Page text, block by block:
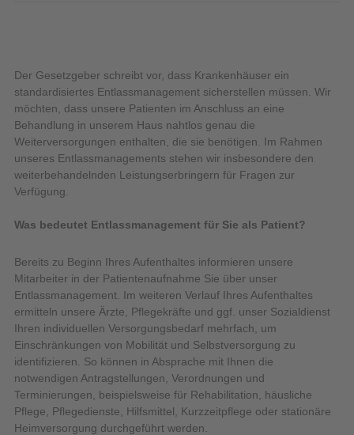
Der Gesetzgeber schreibt vor, dass Krankenhäuser ein
standardisiertes Entlassmanagement sicherstellen müssen. Wir
möchten, dass unsere Patienten im Anschluss an eine
Behandlung in unserem Haus nahtlos genau die
Weiterversorgungen enthalten, die sie benötigen. Im Rahmen
unseres Entlassmanagements stehen wir insbesondere den
weiterbehandelnden Leistungserbringern für Fragen zur
Verfügung.
Was bedeutet Entlassmanagement für Sie als Patient?
Bereits zu Beginn Ihres Aufenthaltes informieren unsere
Mitarbeiter in der Patientenaufnahme Sie über unser
Entlassmanagement. Im weiteren Verlauf Ihres Aufenthaltes
ermitteln unsere Ärzte, Pflegekräfte und ggf. unser Sozialdienst
Ihren individuellen Versorgungsbedarf mehrfach, um
Einschränkungen von Mobilität und Selbstversorgung zu
identifizieren. So können in Absprache mit Ihnen die
notwendigen Antragstellungen, Verordnungen und
Terminierungen, beispielsweise für Rehabilitation, häusliche
Pflege, Pflegedienste, Hilfsmittel, Kurzzeitpflege oder stationäre
Heimversorgung durchgeführt werden.